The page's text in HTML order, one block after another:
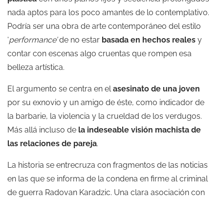
nada aptos para los poco amantes de lo contemplativo.
Podría ser una obra de arte contemporáneo del estilo
‘performance’de no estar basada en hechos reales y
contar con escenas algo cruentas que rompen esa
belleza artística.
El argumento se centra en elasesinato de una joven
por su exnovio y un amigo de éste, como indicador de
la barbarie, la violencia y la crueldad de los verdugos.
Más allá incluso de la indeseable visión machista de
las relaciones de pareja.
La historia se entrecruza con fragmentos de las noticias
en las que se informa de la condena en firme al criminal
de guerra Radovan Karadzic. Una clara asociación con